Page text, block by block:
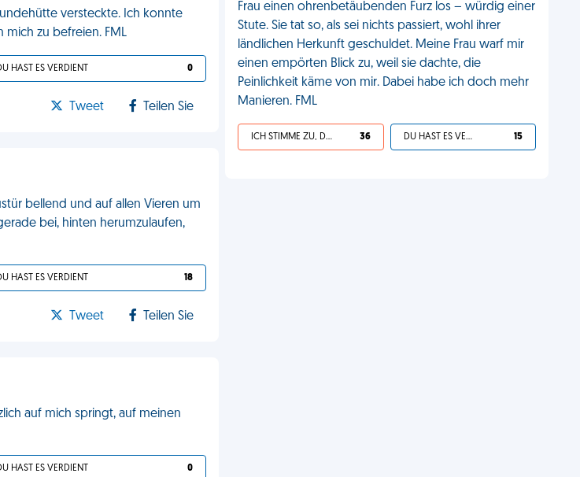
versteckte. Ich konnte
zu befreien. FML
HAST ES VERDIENT 0
Tweet Teilen Sie
bellend und auf allen Vieren um
bei, hinten herumzulaufen,
HAST ES VERDIENT 18
Tweet Teilen Sie
auf mich springt, auf meinen
HAST ES VERDIENT 0
Frau einen ohrenbetäubenden Furz los – würdig einer
Stute. Sie tat so, als sei nichts passiert, wohl ihrer
ländlichen Herkunft geschuldet. Meine Frau warf mir
einen empörten Blick zu, weil sie dachte, die
Peinlichkeit käme von mir. Dabei habe ich doch mehr
Manieren. FML
ICH STIMME ZU, DEIN LEBEN IST SCHEISSE 36 DU HAST ES VERDIENT 15